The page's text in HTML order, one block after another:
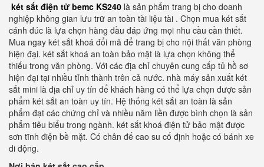
két sắt điện tử bemc KS240 là sản phẩm trang bị cho doanh
nghiệp không gian lưu trữ an toàn tài liệu tài . Chọn mua két sắt
cánh đúc là lựa chọn hàng đầu đáp ứng mọi nhu cầu cần thiết.
Mua ngay két sắt khoá đổi mã để trang bị cho nội thất văn phòng
hiện đại. két sắt khoá an toàn bảo mật là lựa chọn không thể
thiếu trong văn phòng. Với các địa chỉ chuyên cung cấp tủ hồ sơ
hiện đại tại nhiều tỉnh thành trên cả nước. nhà máy sản xuất két
sắt mini là địa chỉ uy tín để khách hàng có thể lựa chọn được sản
phẩm két sắt an toàn uy tín. Hệ thống két sắt an toàn là sản
phẩm đạt các chứng chỉ và nhiều năm liền được bình chọn là sản
phẩm tiêu biểu trong ngành. két sắt khoá điện tử bảo mật được
sơn tĩnh điện bề mặt. Có chân đế cao su cố định hoặc có bánh xe
di động.